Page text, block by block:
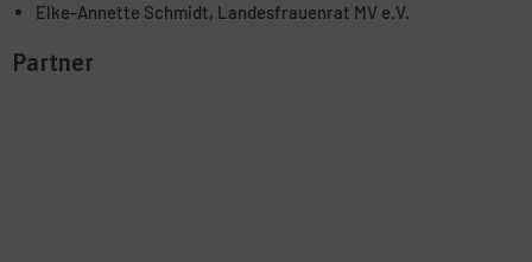
Elke-Annette Schmidt, Landesfrauenrat MV e.V.
Partner